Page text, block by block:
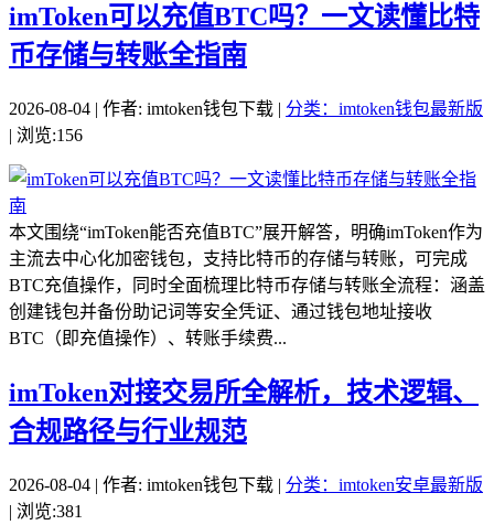
imToken可以充值BTC吗？一文读懂比特
币存储与转账全指南
2026-08-04 | 作者: imtoken钱包下载 | 分类：imtoken钱包最新版
| 浏览:156
本文围绕“imToken能否充值BTC”展开解答，明确imToken作为
主流去中心化加密钱包，支持比特币的存储与转账，可完成
BTC充值操作，同时全面梳理比特币存储与转账全流程：涵盖
创建钱包并备份助记词等安全凭证、通过钱包地址接收
BTC（即充值操作）、转账手续费...
imToken对接交易所全解析，技术逻辑、
合规路径与行业规范
2026-08-04 | 作者: imtoken钱包下载 | 分类：imtoken安卓最新版
| 浏览:381